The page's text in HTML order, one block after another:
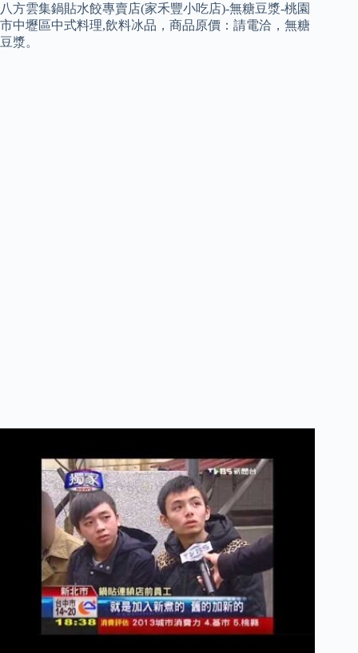
八方雲集鍋貼水餃專賣店(家禾豐小吃店)-無糖豆漿-桃園
市中壢區中式料理,飲料冰品，商品原價：請電洽，無糖
豆漿。